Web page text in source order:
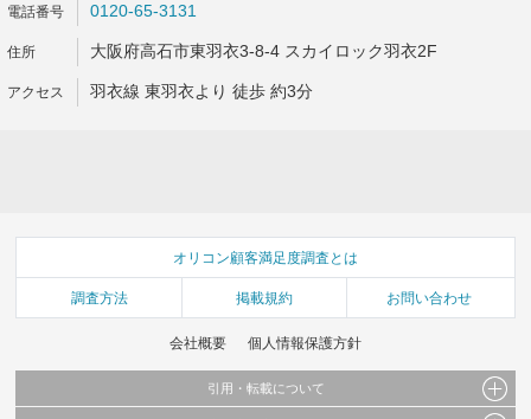
0120-65-3131
大阪府高石市東羽衣3-8-4 スカイロック羽衣2F
羽衣線 東羽衣より 徒歩 約3分
オリコン顧客満足度調査とは
調査方法 掲載規約 お問い合わせ
会社概要 個人情報保護方針
引用・転載について